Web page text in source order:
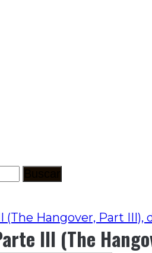
(The Hangover, Part III),
III (The